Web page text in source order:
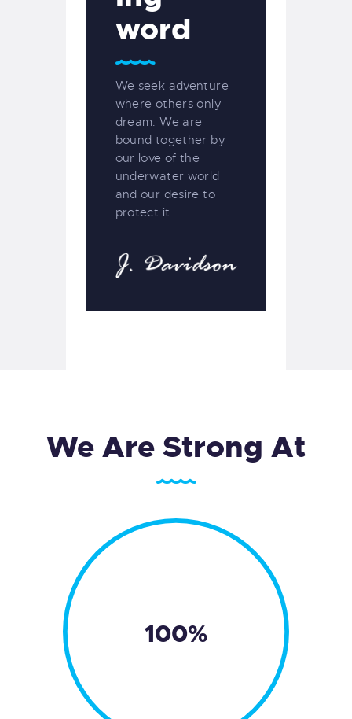
word
We seek adventure
where others only
dream. We are
bound together by
our love of the
underwater world
and our desire to
protect it.
We Are Strong At
100%